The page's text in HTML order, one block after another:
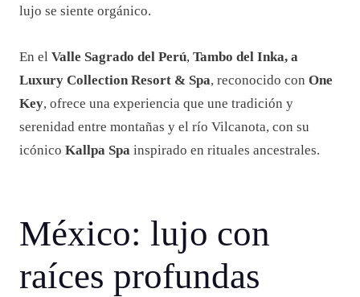
lujo se siente orgánico.
En el Valle Sagrado del Perú, Tambo del Inka, a
Luxury Collection Resort & Spa, reconocido con One
Key, ofrece una experiencia que une tradición y
serenidad entre montañas y el río Vilcanota, con su
icónico Kallpa Spa inspirado en rituales ancestrales.
México: lujo con
raíces profundas